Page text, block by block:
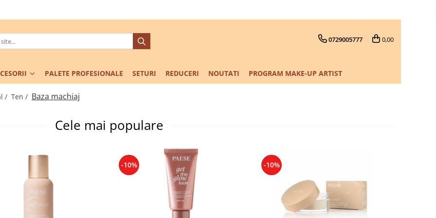
0729005777 0,00
PALETE PROFESIONALE SETURI REDUCERI NOUTATI PROGRAM MAKE-UP ARTIST
/ Ten / Baza machiaj
Cele mai populare
-10% -10%